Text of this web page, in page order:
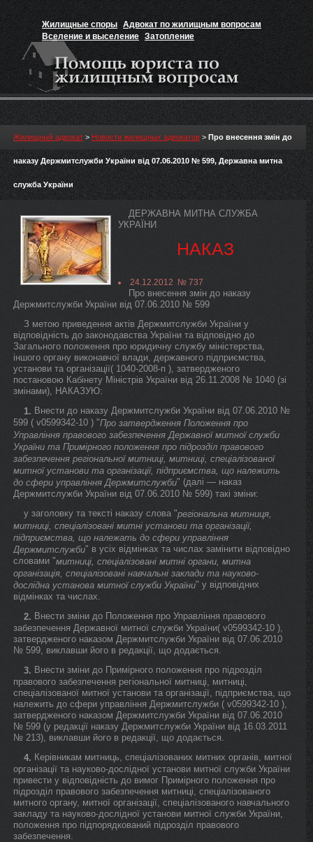
Жилищные споры Адвокат по жилищным вопросам
Вселение и выселение Затопление
Признание прав на жильё
Жилищный адвокат > Новости жилищных адвокатов > Про внесення змін до
наказу Держмитслужби України від 07.06.2010 № 599, Державна митна
служба України
ДЕРЖАВНА МИТНА СЛУЖБА
УКРАЇНИ
НАКАЗ
24.12.2012 № 737
Про внесення змін до наказу
Держмитслужби України від 07.06.2010 № 599
З метою приведення актів Держмитслужби України у
відповідність до законодавства України та відповідно до
Загального положення про юридичну службу міністерства,
іншого органу виконавчої влади, державного підприємства,
установи та організації( 1040-2008-п ), затвердженого
постановою Кабінету Міністрів України від 26.11.2008 № 1040 (зі
змінами), НАКАЗУЮ:
1. Внести до наказу Держмитслужби України від 07.06.2010 №
599 ( v0599342-10 ) "Про затвердження Положення про
Управління правового забезпечення Державної митної служби
України та Примірного положення про підрозділ правового
забезпечення регіональної митниці, митниці, спеціалізованої
митної установи та організації, підприємства, що належить
до сфери управління Держмитслужби" (далі — наказ
Держмитслужби України від 07.06.2010 № 599) такі зміни:
у заголовку та тексті наказу слова "регіональна митниця,
митниці, спеціалізовані митні установи та організації,
підприємства, що належать до сфери управління
Держмитслужби" в усіх відмінках та числах замінити відповідно
словами "митниці, спеціалізовані митні органи, митна
організація, спеціалізовані навчальні заклади та науково-
дослідна установа митної служби України" у відповідних
відмінках та числах.
2. Внести зміни до Положення про Управління правового
забезпечення Державної митної служби України( v0599342-10 ),
затвердженого наказом Держмитслужби України від 07.06.2010
№ 599, виклавши його в редакції, що додається.
3. Внести зміни до Примірного положення про підрозділ
правового забезпечення регіональної митниці, митниці,
спеціалізованої митної установи та організації, підприємства, що
належить до сфери управління Держмитслужби ( v0599342-10 ),
затвердженого наказом Держмитслужби України від 07.06.2010
№ 599 (у редакції наказу Держмитслужби України від 16.03.2011
№ 213), виклавши його в редакції, що додається.
4. Керівникам митниць, спеціалізованих митних органів, митної
організації та науково-дослідної установи митної служби України
привести у відповідність до вимог Примірного положення про
підрозділ правового забезпечення митниці, спеціалізованого
митного органу, митної організації, спеціалізованого навчального
закладу та науково-дослідної установи митної служби України,
положення про підпорядкований підрозділ правового
забезпечення.